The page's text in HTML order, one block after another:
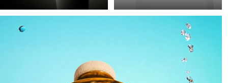
Präzision in Schwarz
beschreibt den Prozess,
ein technisches Objekt in
scheinbar im Dunkel
schwebt. Schwarz wird
der E-Commerce-
Fotografie wird häufig
entschuldigt: Viele
Also wird „hell gemacht“